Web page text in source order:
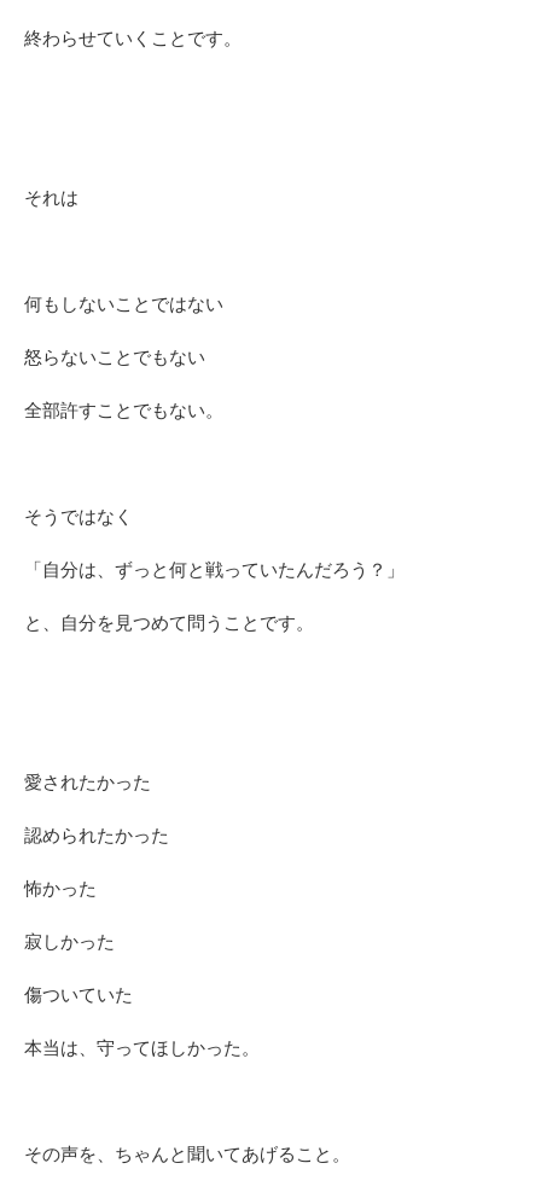
終わらせていくことです。
それは
何もしないことではない
怒らないことでもない
全部許すことでもない。
そうではなく
「自分は、ずっと何と戦っていたんだろう？」
と、自分を見つめて問うことです。
愛されたかった
認められたかった
怖かった
寂しかった
傷ついていた
本当は、守ってほしかった。
その声を、ちゃんと聞いてあげること。